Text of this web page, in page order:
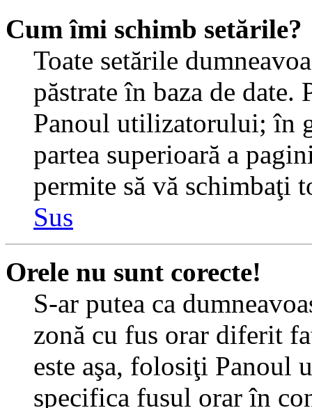
Cum îmi schimb setările?
Toate setările
păstrate în baza de
Panoul utilizatorului; în
partea superioară a
permite să vă schimbaţi
Sus
Orele nu sunt corecte!
S-ar putea ca
zonă cu fus orar diferit
este aşa, folosiţi Panoul
specifica fusul orar în